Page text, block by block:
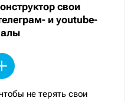
свои
и youtube-
не терять свои